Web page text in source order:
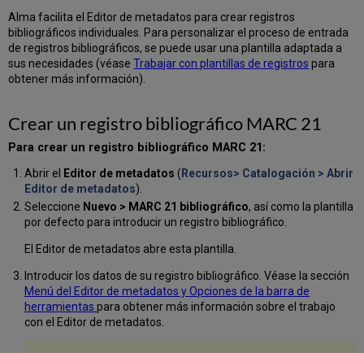
editor
de
metadatos
Ranking
bibliográfico
colecciones
de
la
de
la
Comunidad
Algoritmo
rango
bibliográfico
Modelo
general
Categorías
Alma facilita el Editor de metadatos para crear registros
bibliográficos individuales. Para personalizar el proceso de entrada
de registros bibliográficos, se puede usar una plantilla adaptada a
sus necesidades (véaseTrabajar con plantillas de registros para
obtener más información).
Crear un registro bibliográfico MARC 21
Para crear un registro bibliográfico MARC 21:
Abrir el Editor de metadatos ( Recursos> Catalogación > Abrir
Editor de metadatos).
Seleccione Nuevo > MARC 21 bibliográfico, así como la plantilla
por defecto para introducir un registro bibliográfico.
El Editor de metadatos abre esta plantilla.
Introducir los datos de su registro bibliográfico. Véase la sección
Menú del Editor de metadatos y Opciones de la barra de
herramientas para obtener más información sobre el trabajo
con el Editor de metadatos.